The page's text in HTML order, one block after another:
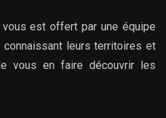
est offert par une équipe
leurs territoires et
vous en faire découvrir les